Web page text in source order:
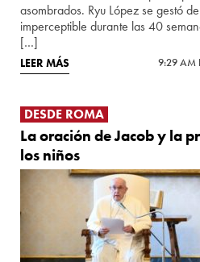
asombrados. Ryu López se gestó
imperceptible durante las 40
[…]
LEER MÁS 9:29 AM
DESDE ROMA
La oración de Jacob y la
los niños